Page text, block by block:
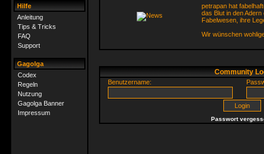
Hilfe
Anleitung
Tips & Tricks
FAQ
Support
Gagolga
Codex
Regeln
Nutzung
Gagolga Banner
Impressum
petrapan hat
das Blut in den
Fabelwesen, ihre
Wir wünschen
Community
Benutzername:
Passwort